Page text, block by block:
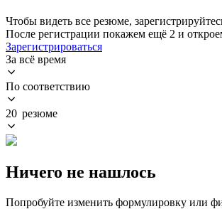
Чтобы видеть все резюме,
После регистрации покажем ещё 2 и
Зарегистрироваться
За всё время
По соответствию
20 резюме
Ничего не нашлось
Попробуйте изменить формулировку или